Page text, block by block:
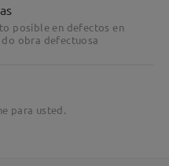
posible en defectos en
obra defectuosa
para usted.